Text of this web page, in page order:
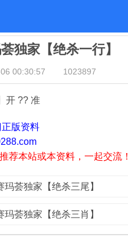
独家【绝杀一行】
00:30:57 1023897
开 ?? 准
版资料
荐本站或本资料，一起交流！
荟独家【绝杀三尾】
玛荟独家【绝杀三肖】